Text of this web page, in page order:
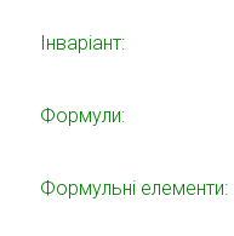
Інваріант:
Формули:
Формульні елементи: